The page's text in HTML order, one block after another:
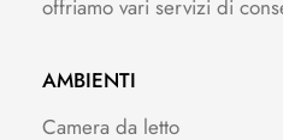
offriamo vari servizi di
AMBIENTI
Camera da letto